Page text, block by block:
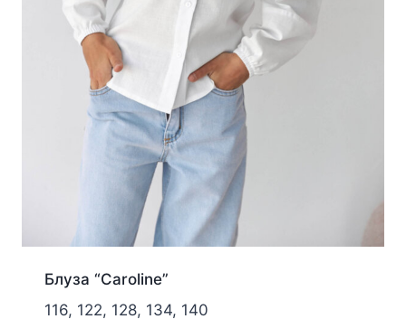
Блуза “Caroline”
116, 122, 128, 134, 140